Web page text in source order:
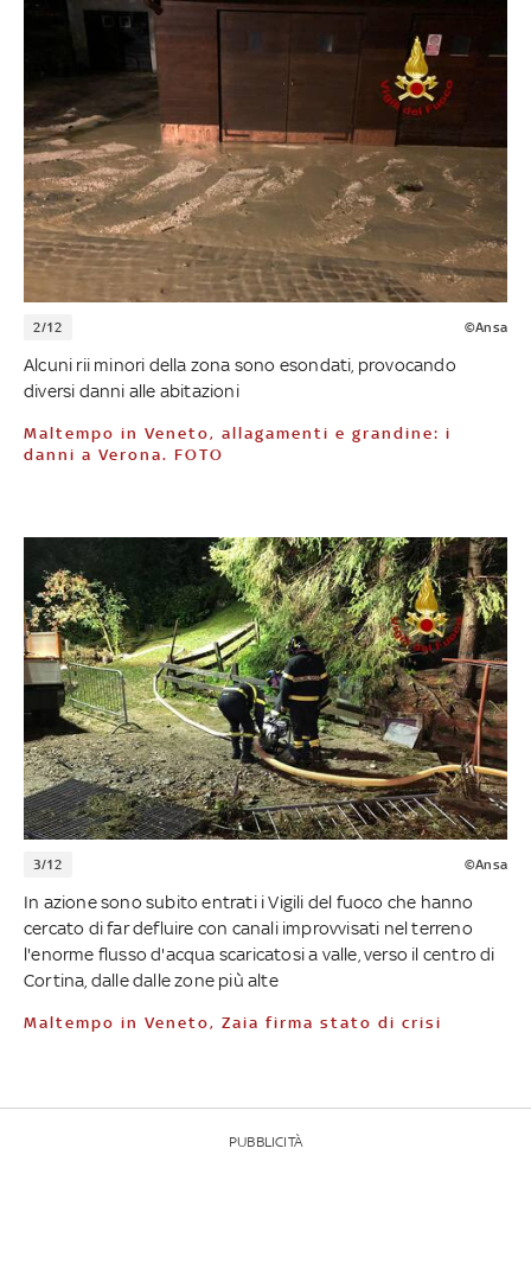
2/12 ©Ansa
Alcuni rii minori della zona sono esondati, provocando
diversi danni alle abitazioni
Maltempo in Veneto, allagamenti e grandine: i
danni a Verona. FOTO
3/12 ©Ansa
In azione sono subito entrati i Vigili del fuoco che hanno
cercato di far defluire con canali improvvisati nel terreno
l'enorme flusso d'acqua scaricatosi a valle, verso il centro di
Cortina, dalle dalle zone più alte
Maltempo in Veneto, Zaia firma stato di crisi
PUBBLICITÀ